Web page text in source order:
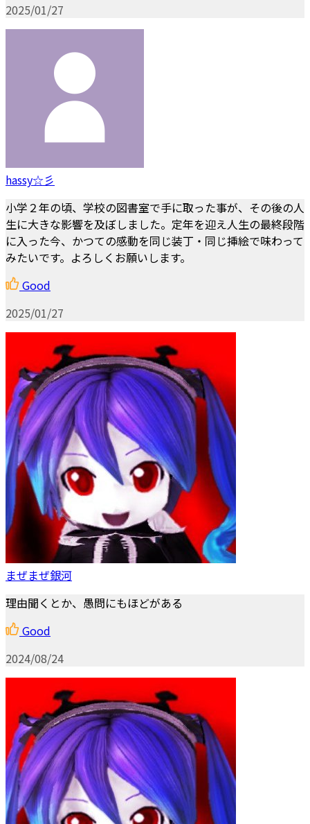
2025/01/27
hassy☆彡
小学２年の頃、学校の図書室で手に取った事が、その後の人
生に大きな影響を及ぼしました。定年を迎え人生の最終段階
に入った今、かつての感動を同じ装丁・同じ挿絵で味わって
みたいです。よろしくお願いします。
Good
2025/01/27
まぜまぜ銀河
理由聞くとか、愚問にもほどがある
Good
2024/08/24